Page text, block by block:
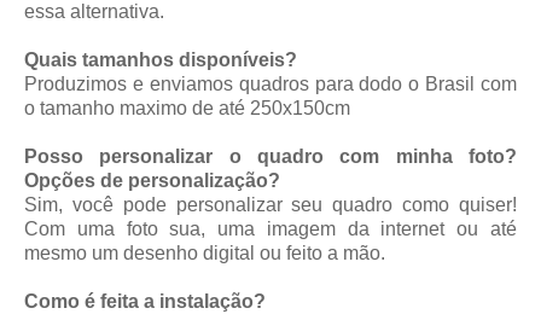
essa alternativa.
Quais tamanhos disponíveis?
Produzimos e enviamos quadros para dodo o Brasil com
o tamanho maximo de até 250x150cm
Posso personalizar o quadro com minha foto?
Opções de personalização?
Sim, você pode personalizar seu quadro como quiser!
Com uma foto sua, uma imagem da internet ou até
mesmo um desenho digital ou feito a mão.
Como é feita a instalação?